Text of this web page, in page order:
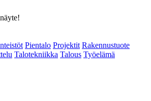
Pientalo Projektit Rakennustuote
Talotekniikka Talous Työelämä